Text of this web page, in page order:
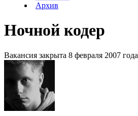
Архив
Ночной кодер
Вакансия закрыта 8 февраля 2007 года